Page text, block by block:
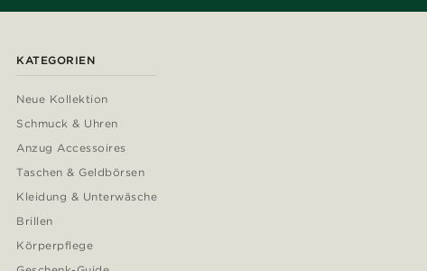
KATEGORIEN
Neue Kollektion
Schmuck & Uhren
Anzug Accessoires
Taschen & Geldbörsen
Kleidung & Unterwäsche
Brillen
Körperpflege